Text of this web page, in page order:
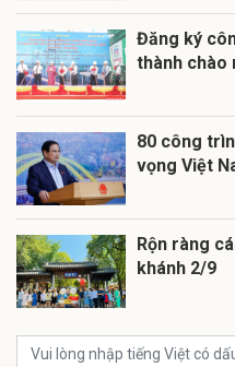
Đăng ký
thành chào
80 công
vọng Việt
Rộn ràng
khánh 2/9